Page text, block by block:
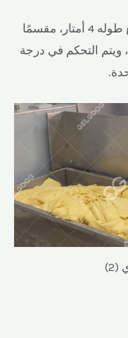
4) ينقسم الفرن عمومًا إلى قسم يبلغ طوله 4 أمتار، مقسمًا
ويتم التحكم في درجة